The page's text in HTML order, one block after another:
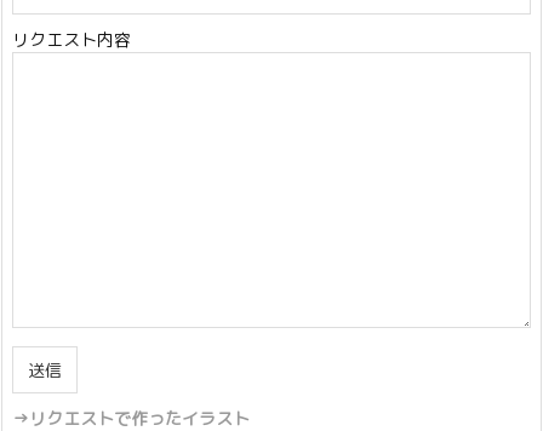
リクエスト内容
→リクエストで作ったイラスト